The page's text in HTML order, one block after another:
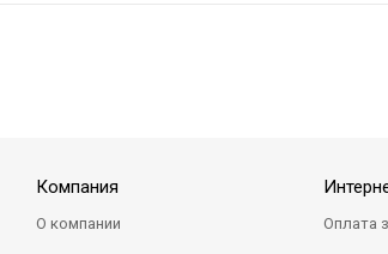
Компания
О компании
Оплата